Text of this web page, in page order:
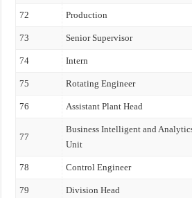
72 Production
73 Senior Supervisor
74 Intern
75 Rotating Engineer
76 Assistant Plant Head
77
Business Intelligent and
Unit
78 Control Engineer
79 Division Head